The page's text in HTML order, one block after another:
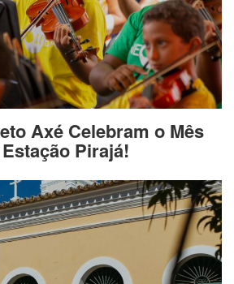
Axé Celebram o Mês
Pirajá!